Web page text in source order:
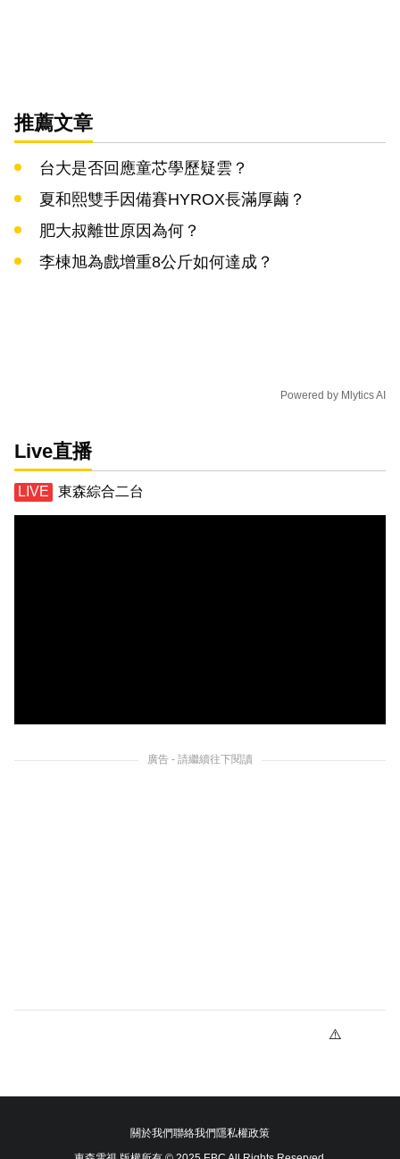
推薦文章
台大是否回應童芯學歷疑雲？
夏和熙雙手因備賽HYROX長滿厚繭？
肥大叔離世原因為何？
李棟旭為戲增重8公斤如何達成？
Powered by Mlytics AI
Live直播
東森綜合二台
廣告 - 請繼續往下閱讀
關於我們聯絡我們隱私權政策